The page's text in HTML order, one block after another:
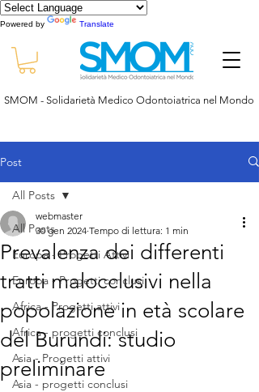
Powered by Translate
SMOM - Solidarietà Medico Odontoiatrica nel Mondo
Post
All Posts
Europa - Progetti Attivi
Europa - Progetti conclusi
Africa - Progetti attivi
Africa - progetti conclusi
Asia - Progetti attivi
Asia - progetti conclusi
All Posts
Prevalenza dei differenti
tratti malocclusivi nella
popolazione in età scolare
del Burundi: studio
preliminare
webmaster
30 gen 2024 Tempo di lettura: 1 min